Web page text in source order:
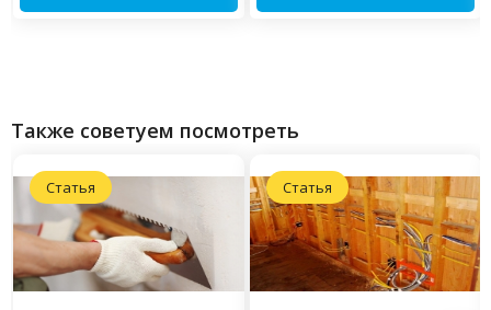
Также советуем посмотреть
Статья Статья